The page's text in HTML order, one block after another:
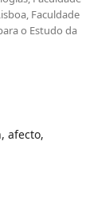
Faculdade
o Estudo da
afecto,